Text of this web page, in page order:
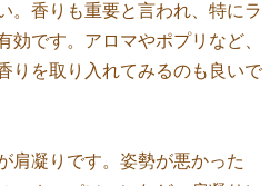
。香りも重要と言われ、特にラ
効です。アロマやポプリなど、
りを取り入れてみるのも良いで
肩凝りです。姿勢が悪かった